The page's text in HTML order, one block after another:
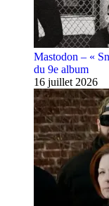
Mastodon – «
du 9e album
16 juillet 2026